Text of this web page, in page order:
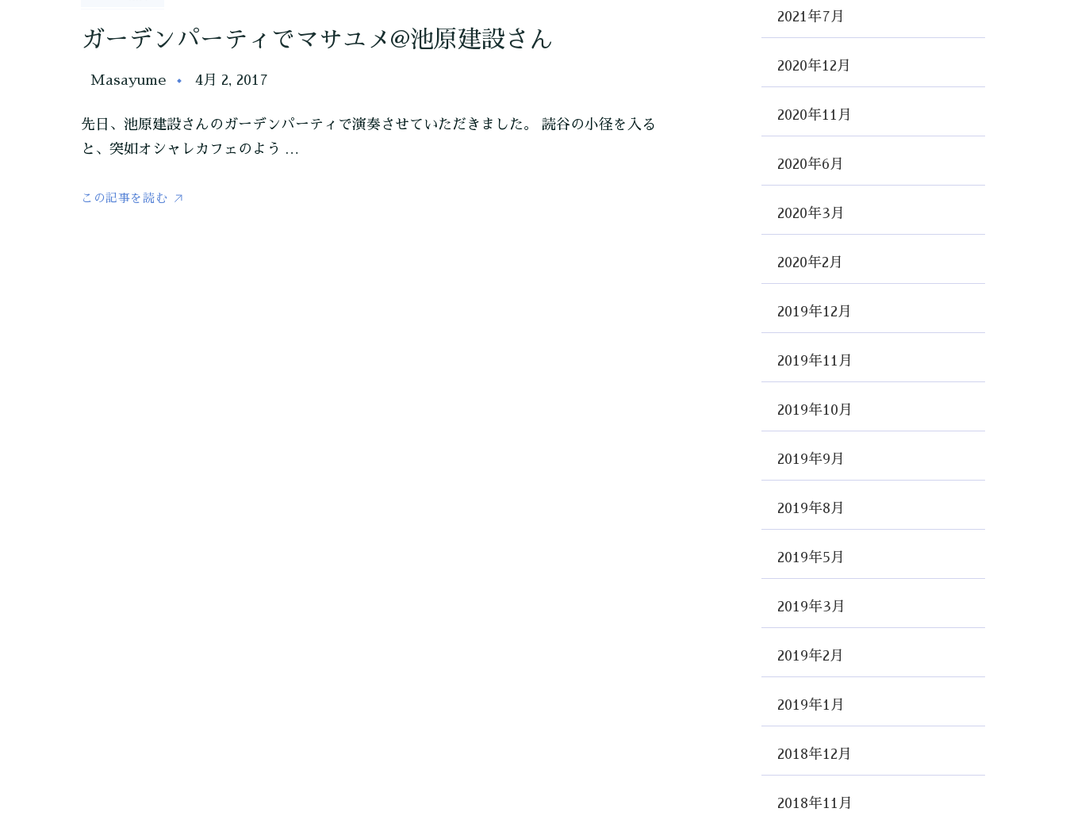
ガーデンパーティでマサユメ@池原建設さん
Masayume 4月 2, 2017
先日、池原建設さんのガーデンパーティで演奏させていただきました。 読谷の小径を入る
と、突如オシャレカフェのよう …
この記事を読む
2021年7月
2020年12月
2020年11月
2020年6月
2020年3月
2020年2月
2019年12月
2019年11月
2019年10月
2019年9月
2019年8月
2019年5月
2019年3月
2019年2月
2019年1月
2018年12月
2018年11月